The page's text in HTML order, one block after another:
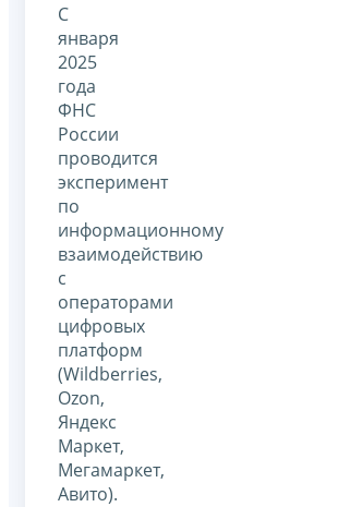
С
января
2025
года
ФНС
России
проводится
эксперимент
по
информационному
взаимодействию
с
операторами
цифровых
платформ
(Wildberries,
Оzon,
Яндекс
Маркет,
Мегамаркет,
Авито).